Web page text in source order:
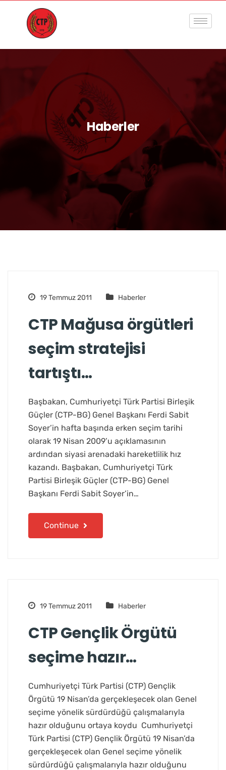
Haberler
19 Temmuz 2011 Haberler
CTP Mağusa örgütleri
seçim stratejisi
tartıştı…
Başbakan, Cumhuriyetçi Türk Partisi Birleşik
Güçler (CTP-BG) Genel Başkanı Ferdi Sabit
Soyer’in hafta başında erken seçim tarihi
olarak 19 Nisan 2009’u açıklamasının
ardından siyasi arenadaki hareketlilik hız
kazandı. Başbakan, Cumhuriyetçi Türk
Partisi Birleşik Güçler (CTP-BG) Genel
Başkanı Ferdi Sabit Soyer’in…
Continue
19 Temmuz 2011 Haberler
CTP Gençlik Örgütü
seçime hazır…
Cumhuriyetçi Türk Partisi (CTP) Gençlik
Örgütü 19 Nisan’da gerçekleşecek olan Genel
seçime yönelik sürdürdüğü çalışmalarıyla
hazır olduğunu ortaya koydu Cumhuriyetçi
Türk Partisi (CTP) Gençlik Örgütü 19 Nisan’da
gerçekleşecek olan Genel seçime yönelik
sürdürdüğü çalışmalarıyla hazır olduğunu